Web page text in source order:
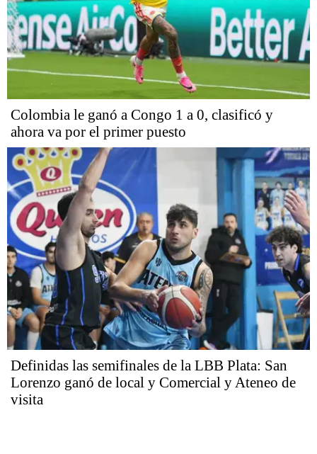
Colombia le ganó a Congo 1 a 0, clasificó y
ahora va por el primer puesto
Definidas las semifinales de la LBB Plata: San
Lorenzo ganó de local y Comercial y Ateneo de
visita